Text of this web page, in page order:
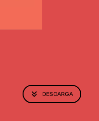
DESCARGA